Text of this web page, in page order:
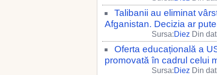
Talibanii au eliminat
Afganistan. Decizia ar
Sursa:Diez Din
Oferta educațională a
promovată în cadrul celui
Sursa:Diez Din